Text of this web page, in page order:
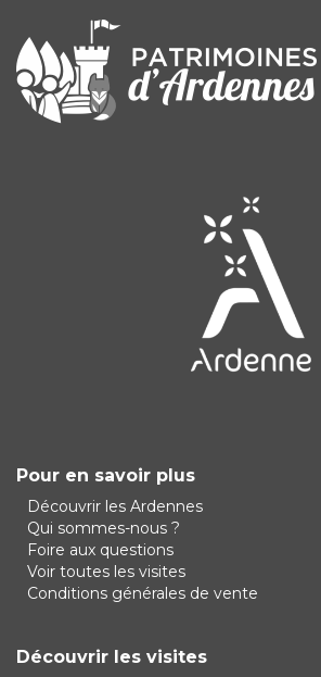
Pour en savoir plus
Découvrir les Ardennes
Qui sommes-nous ?
Foire aux questions
Voir toutes les visites
Conditions générales de vente
Découvrir les visites